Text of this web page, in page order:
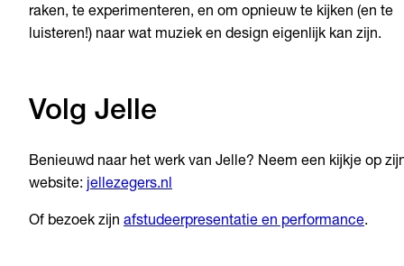
raken, te experimenteren, en om opnieuw te kijken (en te
luisteren!) naar wat muziek en design eigenlijk kan zijn.
Volg Jelle
Benieuwd naar het werk van Jelle? Neem een kijkje op
website: jellezegers.nl
Of bezoek zijn afstudeerpresentatie en performance.